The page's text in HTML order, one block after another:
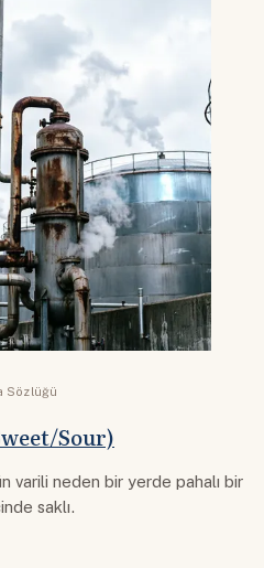
Sözlüğü
Sour)
varili neden bir yerde pahalı bir
saklı.